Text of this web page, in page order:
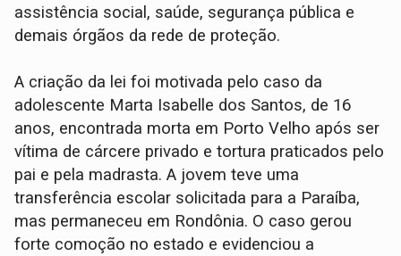
assistência social, saúde, segurança pública e
demais órgãos da rede de proteção.
A criação da lei foi motivada pelo caso da
adolescente Marta Isabelle dos Santos, de 16
anos, encontrada morta em Porto Velho após ser
vítima de cárcere privado e tortura praticados pelo
pai e pela madrasta. A jovem teve uma
transferência escolar solicitada para a Paraíba,
mas permaneceu em Rondônia. O caso gerou
forte comoção no estado e evidenciou a